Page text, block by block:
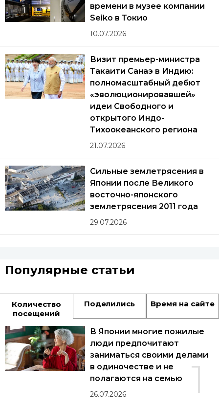
времени в музее компании
Seiko в Токио
10.07.2026
Визит премьер-министра
Такаити Санаэ в Индию:
полномасштабный дебют
«эволюционировавшей»
идеи Свободного и
открытого Индо-
Тихоокеанского региона
21.07.2026
Сильные землетрясения в
Японии после Великого
восточно-японского
землетрясения 2011 года
29.07.2026
Популярные статьи
Количество
посещений
Поделились Время на сайте
1
В Японии многие пожилые
люди предпочитают
заниматься своими делами
в одиночестве и не
полагаются на семью
26.07.2026